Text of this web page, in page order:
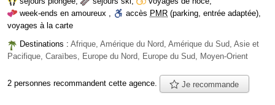
week-ends en amoureux , accès PMR (parking, entrée adaptée),
voyages à la carte
Destinations : Afrique, Amérique du Nord, Amérique du Sud, Asie et
Pacifique, Caraïbes, Europe du Nord, Europe du Sud, Moyen-Orient
2 personnes recommandent cette agence. Je recommande